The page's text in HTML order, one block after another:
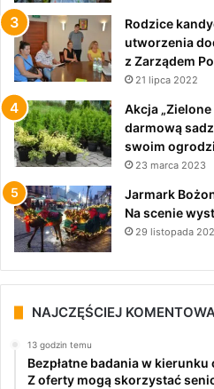
Rodzice
utworzenia
z Zarządem
21 lipca 2022
Akcja
darmową
swoim
23 marca 2023
Jarmark
Na scenie
29 listopada
NAJCZĘŚCIEJ
13 godzin temu
Bezpłatne badania w
Z oferty mogą skorzystać